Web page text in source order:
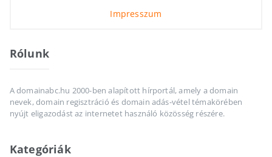
Impresszum
Rólunk
A domainabc.hu 2000-ben alapított hírportál, amely a domain
nevek, domain regisztráció és domain adás-vétel témakörében
nyújt eligazodást az internetet használó közösség részére.
Kategóriák